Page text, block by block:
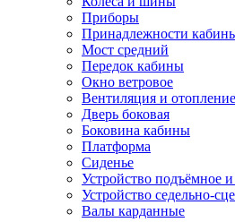
Приборы
Принадлежности
Мост средний
Передок кабины
Окно ветровое
Вентиляция и отопление
Дверь боковая
Боковина кабины
Платформа
Сиденье
Устройство подъёмное
Устройство седельно-
Валы карданные